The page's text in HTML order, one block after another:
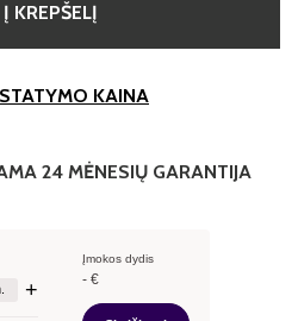
Į KREPŠELĮ
KAINA
24 MĖNESIŲ GARANTIJA